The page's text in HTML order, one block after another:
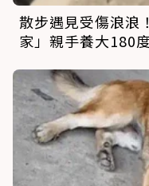
散步遇見受傷浪浪
家」親手養大180